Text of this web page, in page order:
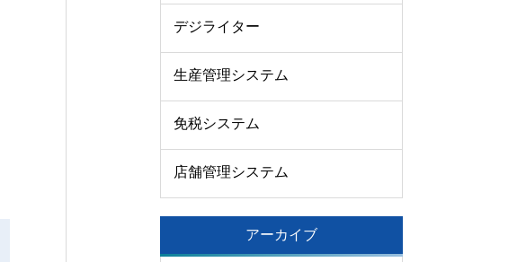
デジライター
生産管理システム
免税システム
店舗管理システム
アーカイブ